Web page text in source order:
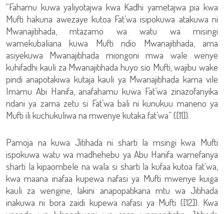
“Fahamu kuwa yaliyotajwa kwa Kadhi yametajwa pia kwa
Mufti hakuna awezaye kutoa Fat’wa isipokuwa atakuwa ni
Mwanajitihada, mtazamo wa watu wa misingi
wamekubaliana kuwa Mufti ndio Mwanajitihada, ama
asiyekuwa Mwanajitihada miongoni mwa wale wenye
kuhifadhi kauli za Mwanajitihada huyo sio Mufti, wajibu wake
pindi anapotakiwa kutaja kauli ya Mwanajitihada kama vile
Imamu Abi Hanifa, anafahamu kuwa Fat’wa zinazofanyika
ndani ya zama zetu si Fat’wa bali ni kunukuu maneno ya
Mufti ili kuchukuliwa na mwenye kutaka fat’wa” ([11]).
Pamoja na kuwa Jitihada ni sharti la msingi kwa Mufti
ispokuwa watu wa madhehebu ya Abu Hanifa wamefanya
sharti la kipaombele na wala si sharti la kufaa kutoa fat’wa,
kwa maana inafaa kupewa nafasi ya Mufti mwenye kuiga
kauli za wengine, lakini anapopatikana mtu wa Jitihada
inakuwa ni bora zaidi kupewa nafasi ya Mufti ([12]). Kwa